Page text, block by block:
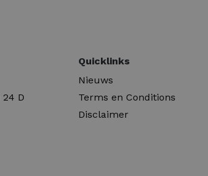
D
Quicklinks
Nieuws
Terms en Conditions
Disclaimer